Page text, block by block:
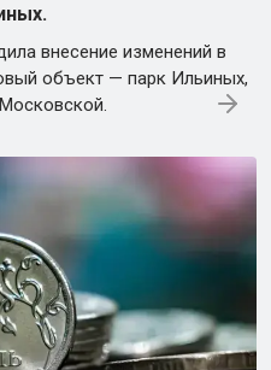
внесение изменений в
объект — парк Ильиных,